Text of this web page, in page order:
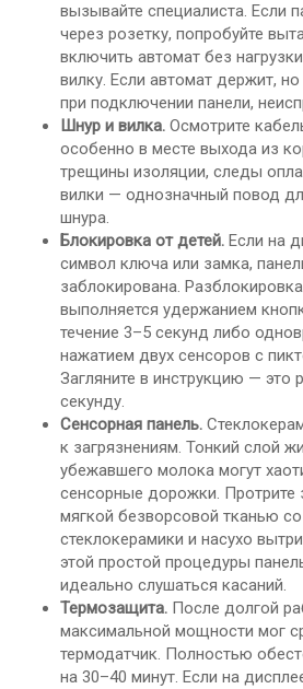
вызывайте специалиста. Если
через розетку, попробуйте
включить автомат без
вилку. Если автомат держит,
при подключении панели,
Шнур и вилка. Осмотрите
особенно в месте выхода из
трещины изоляции, следы
вилки — однозначный повод
шнура.
Блокировка от детей. Если на
символ ключа или замка,
заблокирована.
выполняется удержанием
течение 3–5 секунд либо
нажатием двух сенсоров с
Загляните в инструкцию — это
секунду.
Сенсорная панель.
к загрязнениям. Тонкий слой
убежавшего молока могут
сенсорные дорожки. Протрите
мягкой безворсовой тканью
стеклокерамики и насухо
этой простой процедуры
идеально слушаться касаний.
Термозащита. После долгой
максимальной мощности мог
термодатчик. Полностью
на 30–40 минут. Если на